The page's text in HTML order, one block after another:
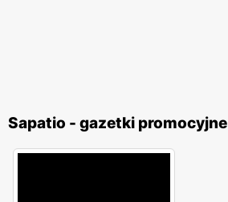
Sapatio - gazetki promocyjne